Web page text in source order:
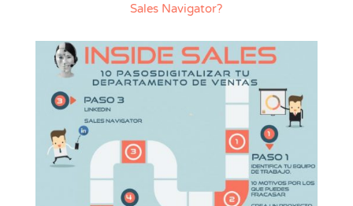
Sales Navigator?